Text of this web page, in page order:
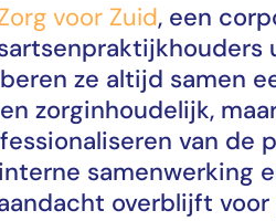
voor Zuid, een
ze altijd samen
zorginhoudelijk,
van de
samenwerking
overblijft